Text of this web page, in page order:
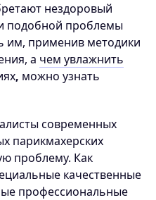
нездоровый
подобной проблемы
им, применив методики
а чем увлажнить
, можно узнать
современных
парикмахерских
проблему. Как
качественные
профессиональные